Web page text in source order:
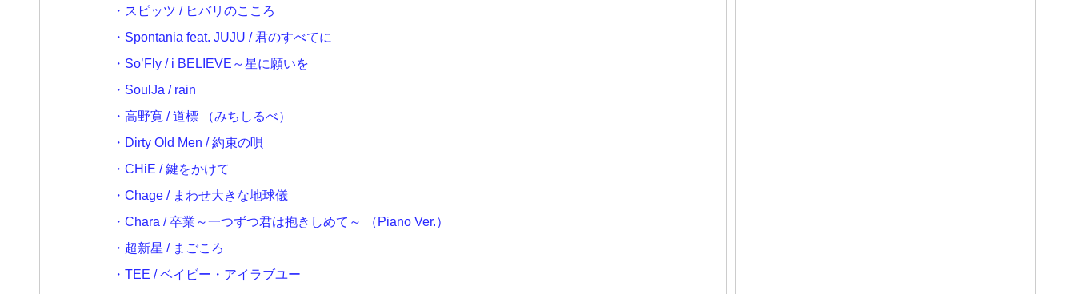
・スピッツ / ヒバリのこころ
・Spontania feat. JUJU / 君のすべてに
・So’Fly / i BELIEVE～星に願いを
・SoulJa / rain
・高野寛 / 道標 （みちしるべ）
・Dirty Old Men / 約束の唄
・CHiE / 鍵をかけて
・Chage / まわせ大きな地球儀
・Chara / 卒業～一つずつ君は抱きしめて～ （Piano Ver.）
・超新星 / まごころ
・TEE / ベイビー・アイラブユー